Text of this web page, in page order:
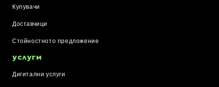
Купувачи
Доставчици
Стойностното предложение
УСЛУГИ
Дигитални услуги